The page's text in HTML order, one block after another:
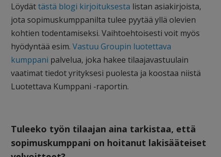
Löydättästä blogi kirjoituksesta listan asiakirjoista,
jota sopimuskumppanilta tulee pyytää yllä olevien
kohtien todentamiseksi. Vaihtoehtoisesti voit myös
hyödyntää esim.Vastuu Groupin luotettava
kumppani palvelua, joka hakee tilaajavastuulain
vaatimat tiedot yrityksesi puolesta ja koostaa niistä
Luotettava Kumppani -raportin.
Tuleeko työn tilaajan aina tarkistaa, että
sopimuskumppani on hoitanut lakisääteiset